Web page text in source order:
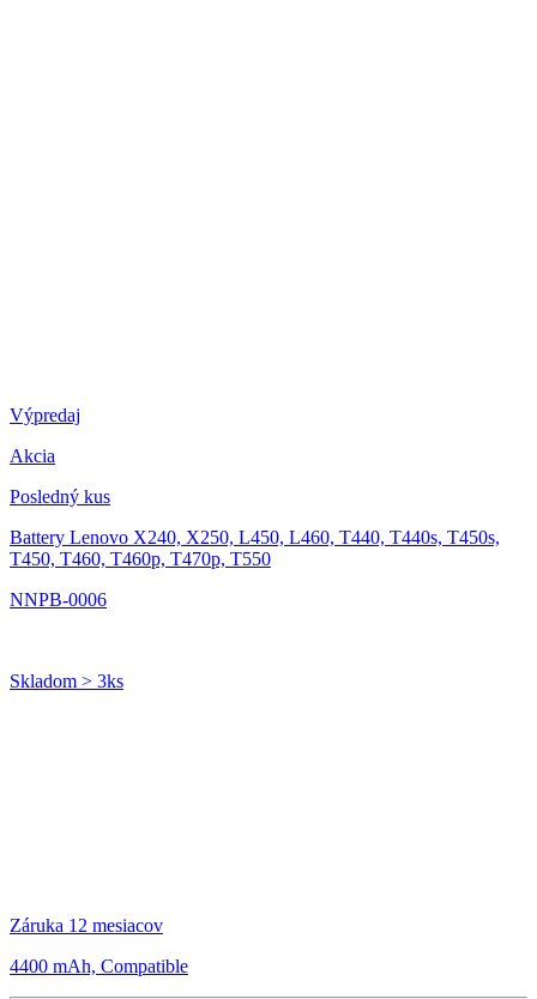
Výpredaj
Akcia
Posledný kus
Battery Lenovo X240, X250, L450, L460, T440, T440s, T450s,
T450, T460, T460p, T470p, T550
NNPB-0006
Skladom > 3ks
Záruka 12 mesiacov
4400 mAh, Compatible